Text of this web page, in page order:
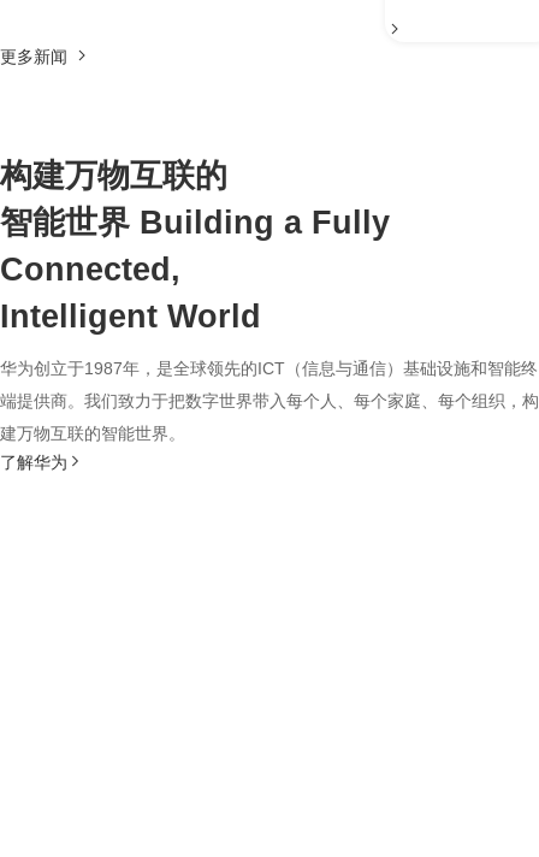
更多新闻
构建万物互联的
智能世界 Building a Fully
Connected,
Intelligent World
华为创立于1987年，是全球领先的ICT（信息与通信）基础设施和智能终
端提供商。我们致力于把数字世界带入每个人、每个家庭、每个组织，构
建万物互联的智能世界。
了解华为